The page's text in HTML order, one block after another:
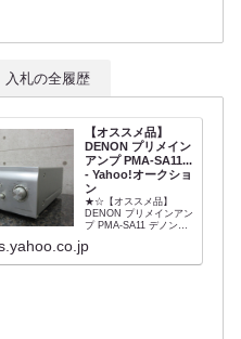
入札の全履歴
【オススメ品】
DENON プリメイン
アンプ PMA-SA11...
- Yahoo!オークショ
ン
★☆【オススメ品】
DENON プリメインアン
プ PMA-SA11 デノン
項発送詳細支払方法